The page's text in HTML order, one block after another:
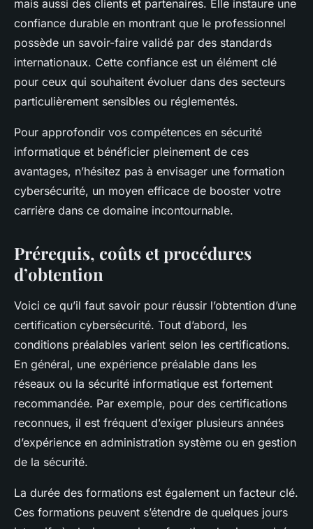
mais aussi des clients et partenaires. Elle instaure une
confiance durable en montrant que le professionnel
possède un savoir-faire validé par des standards
internationaux. Cette confiance est un élément clé
pour ceux qui souhaitent évoluer dans des secteurs
particulièrement sensibles ou réglementés.
Pour approfondir vos compétences en sécurité
informatique et bénéficier pleinement de ces
avantages, n’hésitez pas à envisager une formation
cybersécurité, un moyen efficace de booster votre
carrière dans ce domaine incontournable.
Prérequis, coûts et procédures
d’obtention
Voici ce qu’il faut savoir pour réussir l’obtention d’une
certification cybersécurité. Tout d’abord, les
conditions préalables varient selon les certifications.
En général, une expérience préalable dans les
réseaux ou la sécurité informatique est fortement
recommandée. Par exemple, pour des certifications
reconnues, il est fréquent d’exiger plusieurs années
d’expérience en administration système ou en gestion
de la sécurité.
La durée des formations est également un facteur clé.
Ces formations peuvent s’étendre de quelques jours